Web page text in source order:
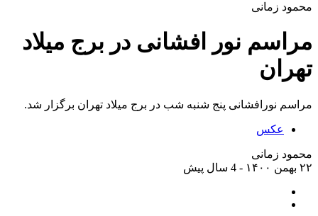
محمود زمانی
مراسم نور افشانی در برج میلاد
تهران
مراسم نورافشانی پنج شنبه شب در برج میلاد تهران برگزار شد.
عکس
محمود زمانی
۲۲ بهمن ۱۴۰۰ - 4 سال پیش